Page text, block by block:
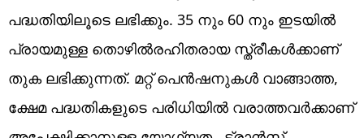
പദ്ധതിയിലൂടെ ലഭിക്കും. 35 നും 60 നും ഇടയില്‍
പ്രായമുള്ള തൊഴില്‍രഹിതരായ സ്ത്രീകൾക്കാണ്
തുക ലഭിക്കുന്നത്. മറ്റ് പെൻഷനുകൾ വാങ്ങാത്ത,
ക്ഷേമ പദ്ധതികളുടെ പരിധിയിൽ വരാത്തവർക്കാണ്